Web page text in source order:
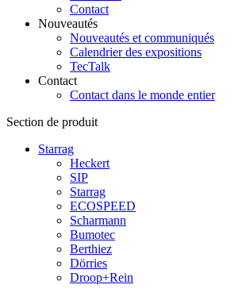
Contact
Nouveautés
Nouveautés et communiqués
Calendrier des expositions
TecTalk
Contact
Contact dans le monde entier
Section de produit
Starrag
Heckert
SIP
Starrag
ECOSPEED
Scharmann
Bumotec
Berthiez
Dörries
Droop+Rein